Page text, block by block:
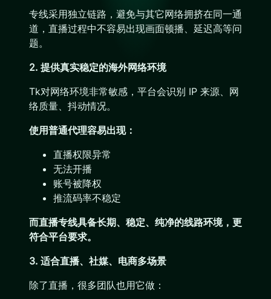
专线采用独立链路，避免与其它网络拥挤在同一通
道，直播过程中不容易出现画面顿播、延迟高等问
题。
2. 提供真实稳定的海外网络环境
Tk对网络环境非常敏感，平台会识别 IP 来源、网
络质量、抖动情况。
使用普通代理容易出现：
直播权限异常
无法开播
账号被降权
推流码率不稳定
而直播专线具备长期、稳定、纯净的线路环境，更
符合平台要求。
3. 适合直播、社媒、电商多场景
除了直播，很多团队也用它做：